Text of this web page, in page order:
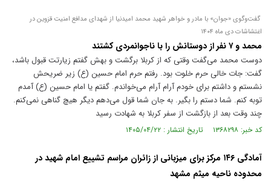
گفت‌وگوی «جوان» با مادر و خواهر شهید محمد امیدنیا از شهدای مدافع امنیت قزوین در
اغتشاشات دی ماه ۱۴۰۴
محمد و ۷ نفر از دوستانش را با ناجوانمردی کشتند
دوست محمد می‌گفت وقتی که از کربلا برگشت و بهش گفتم زیارتت قبول باشد،
گفت: جات خالی حرم خلوت بود. رفتم حرم امام حسین (ع) زیر ضریحش
نشستم و داشتم برای خودم آرام آرام می‌خواندم. گفتم یا امام حسین (ع) آمدم
توبه کنم. شما دستم را بگیر. به جان شما قول می‌دهم دیگر هیچ گناهی نمی‌کنم.
چند وقت بعد از بازگشت از سفر کربلا به شهادت رسید
کد خبر: ۱۳۶۸۲۹۸ تاریخ انتشار : ۱۴۰۵/۰۴/۲۲
آمادگی ۱۴۶ مرکز برای میزبانی از زائران مراسم تشییع امام شهید در
محدوده ناحیه میثم مشهد